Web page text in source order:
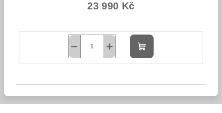
23 990 Kč
+
−
Do
košíku